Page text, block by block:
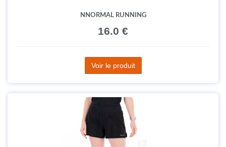
NNORMAL RUNNING
16.0 €
Voir le produit